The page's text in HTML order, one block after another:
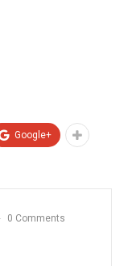
Google+
0 Comments